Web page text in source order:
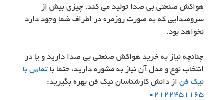
هواکش صنعتی بی صدا تولید می کند، چیزی بیش از
سروصدایی که به صورت روزمره در اطراف شما وجود دارد
نخواهد بود.
چنانچه نیاز به خرید هواکش صنعتی بی صدا دارید و یا در
انتخاب نوع و مدل آن نیاز به مشوره دارید، حتما با تماس با
نیک فن از دانش کارشناسان نیک فن بهره بگیرید:
02122451165